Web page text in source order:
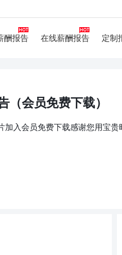
酬报告 在线薪酬报告 定制
（会员免费下载）
加入会员免费下载感谢您用宝